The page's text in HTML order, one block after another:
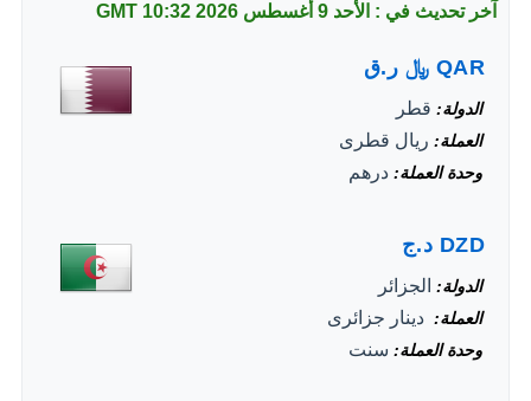
آخر تحديث في : الأحد 9 أغسطس 2026 10:32 GMT
QAR ﷼ ر.ق
الدولة قطر
العملة ريال قطرى
وحدة العملة درهم
DZD د.ج
الدولة الجزائر
العملة ‏ دينار جزائرى
وحدة العملة سنت